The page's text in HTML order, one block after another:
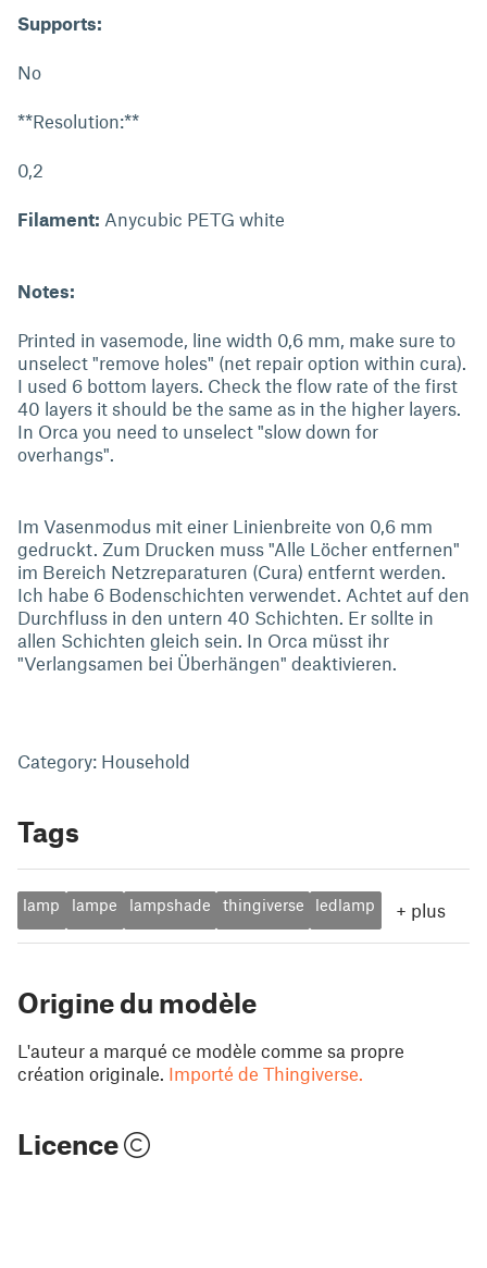
Supports:
No
**Resolution:**
0,2
Filament: Anycubic PETG white
Notes:
Printed in vasemode, line width 0,6 mm, make sure to
unselect "remove holes" (net repair option within cura).
I used 6 bottom layers. Check the flow rate of the first
40 layers it should be the same as in the higher layers.
In Orca you need to unselect "slow down for
overhangs".
Im Vasenmodus mit einer Linienbreite von 0,6 mm
gedruckt. Zum Drucken muss "Alle Löcher entfernen"
im Bereich Netzreparaturen (Cura) entfernt werden.
Ich habe 6 Bodenschichten verwendet. Achtet auf den
Durchfluss in den untern 40 Schichten. Er sollte in
allen Schichten gleich sein. In Orca müsst ihr
"Verlangsamen bei Überhängen" deaktivieren.
Category: Household
Tags
lamp lampe lampshade thingiverse ledlamp + plus
Origine du modèle
L'auteur a marqué ce modèle comme sa propre
création originale. Importé de Thingiverse.
Licence